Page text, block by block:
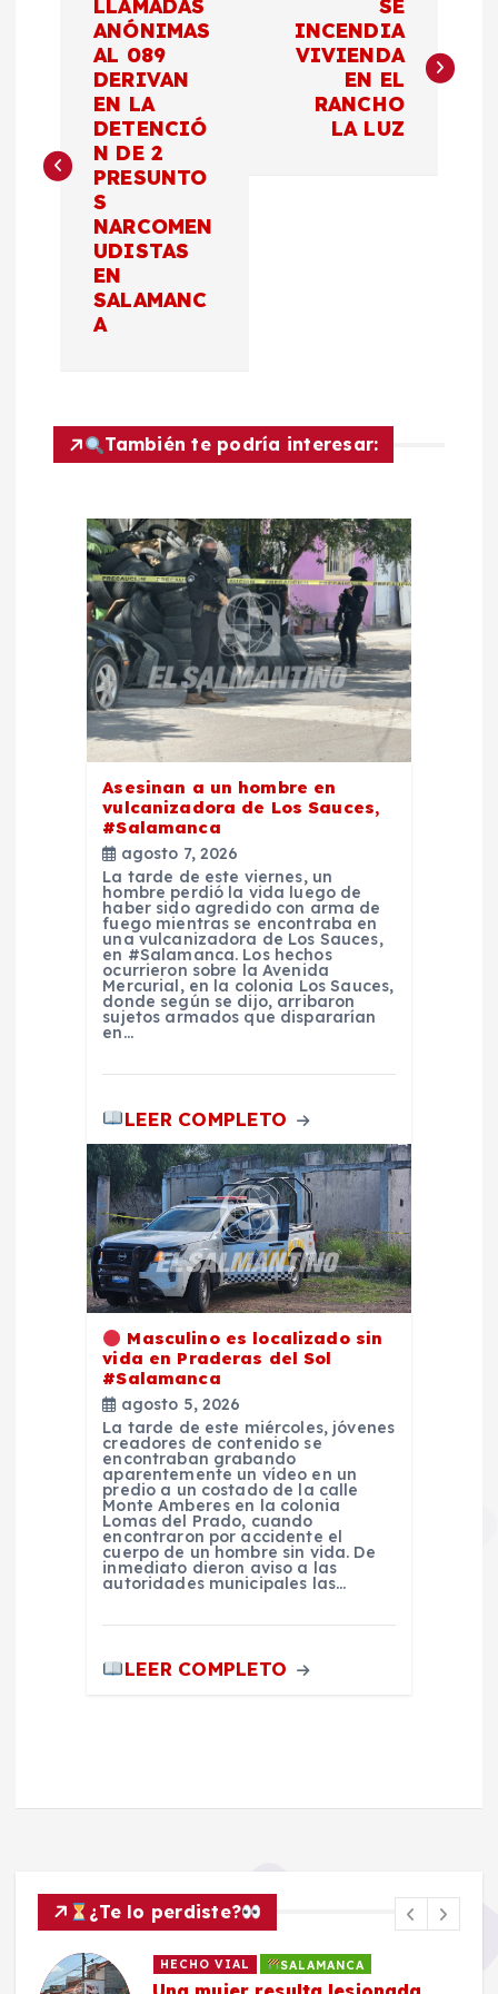
e
ó
n
LLAMADAS
ANÓNIMAS
AL 089
DERIVAN
EN LA
DETENCIÓ
N DE 2
PRESUNTO
S
NARCOMEN
UDISTAS
EN
SALAMANC
A
SE
INCENDIA
VIVIENDA
EN EL
RANCHO
LA LUZ
También te podría interesar:
Asesinan a un hombre en
vulcanizadora de Los Sauces,
#Salamanca
agosto 7, 2026
La tarde de este viernes, un
hombre perdió la vida luego de
haber sido agredido con arma de
fuego mientras se encontraba en
una vulcanizadora de Los Sauces,
en #Salamanca. Los hechos
ocurrieron sobre la Avenida
Mercurial, en la colonia Los Sauces,
donde según se dijo, arribaron
sujetos armados que dispararían
en…
LEER COMPLETO
Masculino es localizado sin
vida en Praderas del Sol
#Salamanca
agosto 5, 2026
La tarde de este miércoles, jóvenes
creadores de contenido se
encontraban grabando
aparentemente un vídeo en un
predio a un costado de la calle
Monte Amberes en la colonia
Lomas del Prado, cuando
encontraron por accidente el
cuerpo de un hombre sin vida. De
inmediato dieron aviso a las
autoridades municipales las…
LEER COMPLETO
¿Te lo perdiste?
HECHO VIAL SALAMANCA